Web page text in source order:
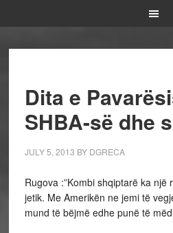
Dita e
SHBA-së dhe
JULY 5, 2013 BY DGRECA
Rugova :”Kombi shqiptarë ka
jetik. Me Amerikën ne jemi të
mund të bëjmë edhe punë të